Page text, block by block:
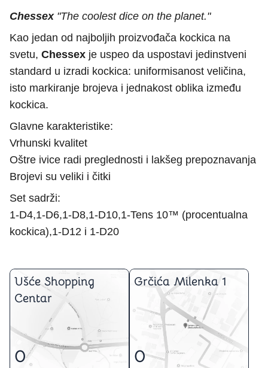
Chessex "The coolest dice on the planet."
Kao jedan od najboljih proizvođača kockica na
svetu, Chessex je uspeo da uspostavi jedinstveni
standard u izradi kockica: uniformisanost veličina,
isto markiranje brojeva i jednakost oblika između
kockica.
Glavne karakteristike:
Vrhunski kvalitet
Oštre ivice radi preglednosti i lakšeg prepoznavanja
Brojevi su veliki i čitki
Set sadrži:
1-D4,1-D6,1-D8,1-D10,1-Tens 10™ (procentualna
kockica),1-D12 i 1-D20
Ušće Shopping
Centar
0
Grčića Milenka 1
0